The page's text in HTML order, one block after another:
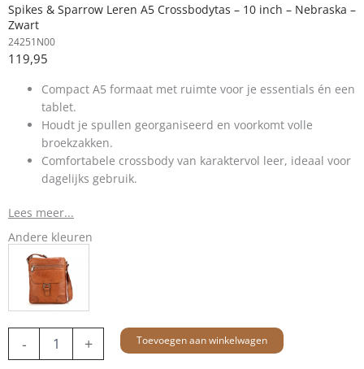
Spikes & Sparrow Leren A5 Crossbodytas – 10 inch – Nebraska –
Zwart
24251N00
119,95
Compact A5 formaat met ruimte voor je essentials én een
tablet.
Houdt je spullen georganiseerd en voorkomt volle
broekzakken.
Comfortabele crossbody van karaktervol leer, ideaal voor
dagelijks gebruik.
Lees meer...
Andere kleuren
- + Toevoegen aan winkelwagen